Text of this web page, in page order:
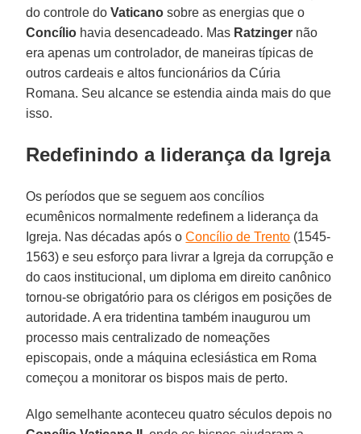
do controle doVaticano sobre as energias que o
Concílio havia desencadeado. Mas Ratzinger não
era apenas um controlador, de maneiras típicas de
outros cardeais e altos funcionários da Cúria
Romana. Seu alcance se estendia ainda mais do que
isso.
Redefinindo a liderança da Igreja
Os períodos que se seguem aos concílios
ecumênicos normalmente redefinem a liderança da
Igreja. Nas décadas após oConcílio de Trento (1545-
1563) e seu esforço para livrar a Igreja da corrupção e
do caos institucional, um diploma em direito canônico
tornou-se obrigatório para os clérigos em posições de
autoridade. A era tridentina também inaugurou um
processo mais centralizado de nomeações
episcopais, onde a máquina eclesiástica em Roma
começou a monitorar os bispos mais de perto.
Algo semelhante aconteceu quatro séculos depois no